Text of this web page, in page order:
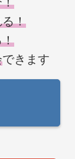
！
！
できます